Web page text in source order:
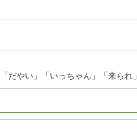
やい」「いっちゃん」「来られ」